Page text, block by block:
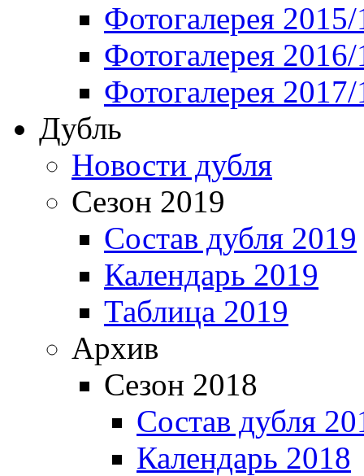
Фотогалерея
Фотогалерея
Фотогалерея
Дубль
Новости дубля
Сезон 2019
Состав дубля 2019
Календарь 2019
Таблица 2019
Архив
Сезон 2018
Состав дубля
Календарь 2018